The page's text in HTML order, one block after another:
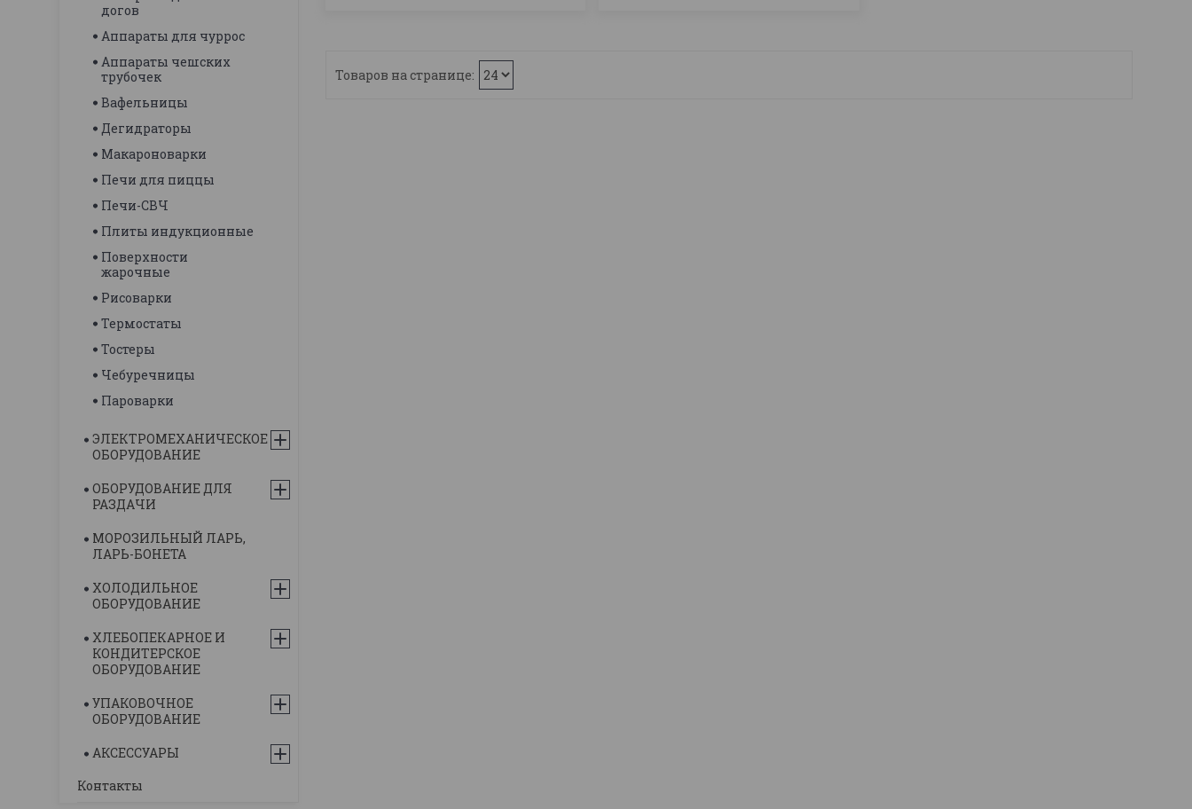
догов
Аппараты для чуррос
Аппараты чешских
трубочек
Вафельницы
Дегидраторы
Макароноварки
Печи для пиццы
Печи-СВЧ
Плиты индукционные
Поверхности
жарочные
Рисоварки
Термостаты
Тостеры
Чебуречницы
Пароварки
ЭЛЕКТРОМЕХАНИЧЕСКОЕ
ОБОРУДОВАНИЕ
ОБОРУДОВАНИЕ ДЛЯ
РАЗДАЧИ
МОРОЗИЛЬНЫЙ ЛАРЬ,
ЛАРЬ-БОНЕТА
ХОЛОДИЛЬНОЕ
ОБОРУДОВАНИЕ
ХЛЕБОПЕКАРНОЕ И
КОНДИТЕРСКОЕ
ОБОРУДОВАНИЕ
УПАКОВОЧНОЕ
ОБОРУДОВАНИЕ
АКСЕССУАРЫ
Контакты